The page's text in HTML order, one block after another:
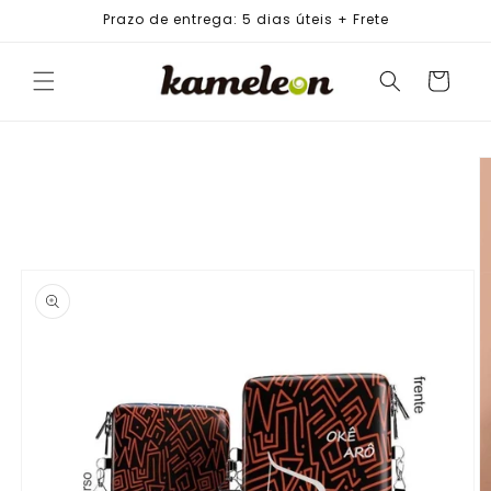
Prazo de entrega: 5 dias úteis + Frete
Carrinho